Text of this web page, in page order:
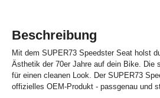
Beschreibung
Mit dem SUPER73 Speedster Seat holst
Ästhetik der 70er Jahre auf dein Bike. Die
für einen cleanen Look. Der SUPER73
offizielles OEM-Produkt - passgenau und